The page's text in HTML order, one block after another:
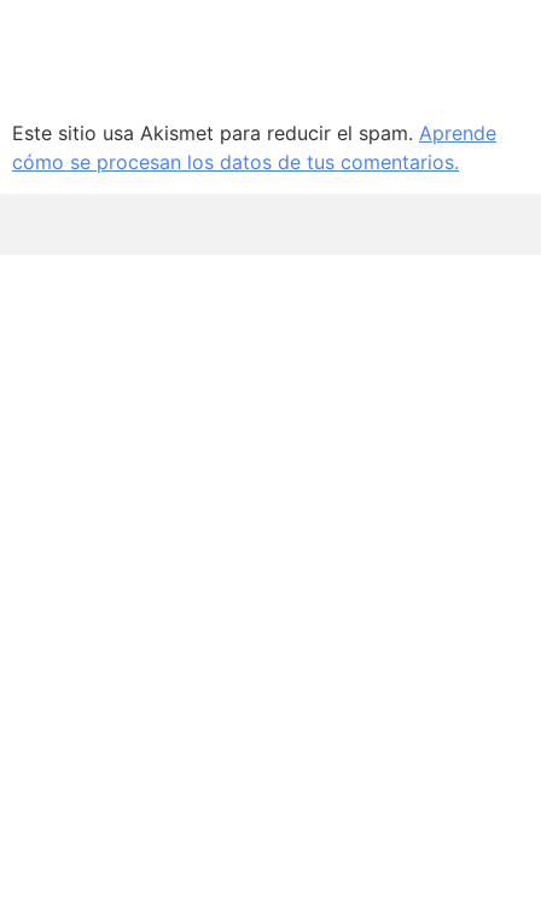
Este sitio usa Akismet para reducir el spam. Aprende
cómo se procesan los datos de tus comentarios.